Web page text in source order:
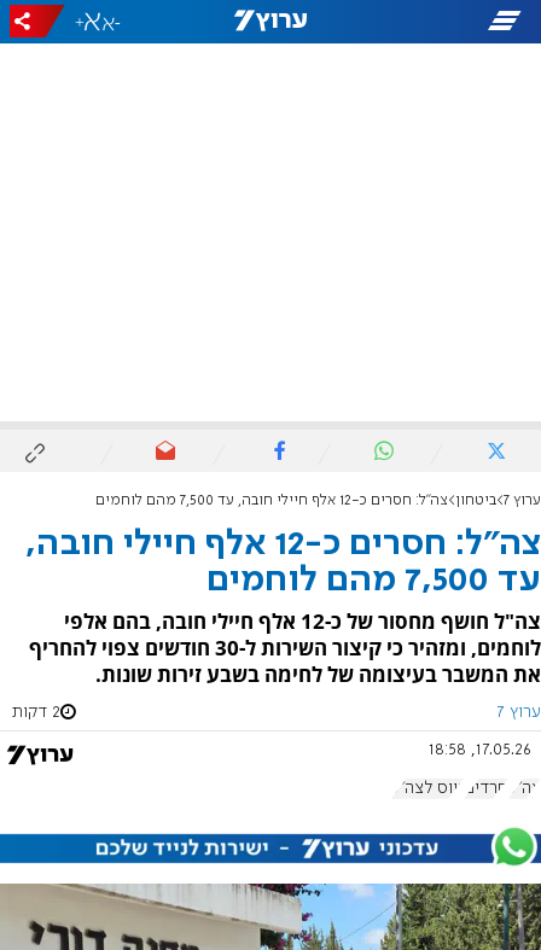
-
+
ערוץ 7 ביטחון צה"ל: חסרים כ-12 אלף חיילי חובה, עד 7,500 מהם לוחמים
צה"ל: חסרים כ-12 אלף חיילי חובה,
עד 7,500 מהם לוחמים
צה"ל חושף מחסור של כ-12 אלף חיילי חובה, בהם אלפי
לוחמים, ומזהיר כי קיצור השירות ל-30 חודשים צפוי להחריף
את המשבר בעיצומה של לחימה בשבע זירות שונות.
ערוץ 7 2 דקות
17.05.26, 18:58
צה"ל חרדים גיוס לצה"ל